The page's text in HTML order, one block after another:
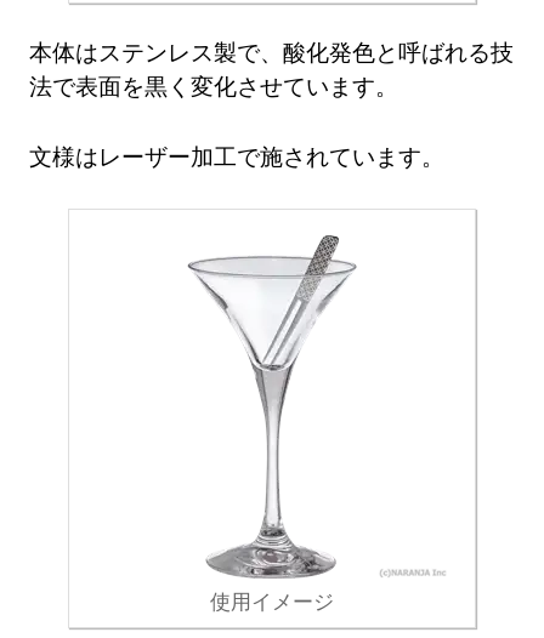
本体はステンレス製で、酸化発色と呼ばれる技
法で表面を黒く変化させています。
文様はレーザー加工で施されています。
使用イメージ